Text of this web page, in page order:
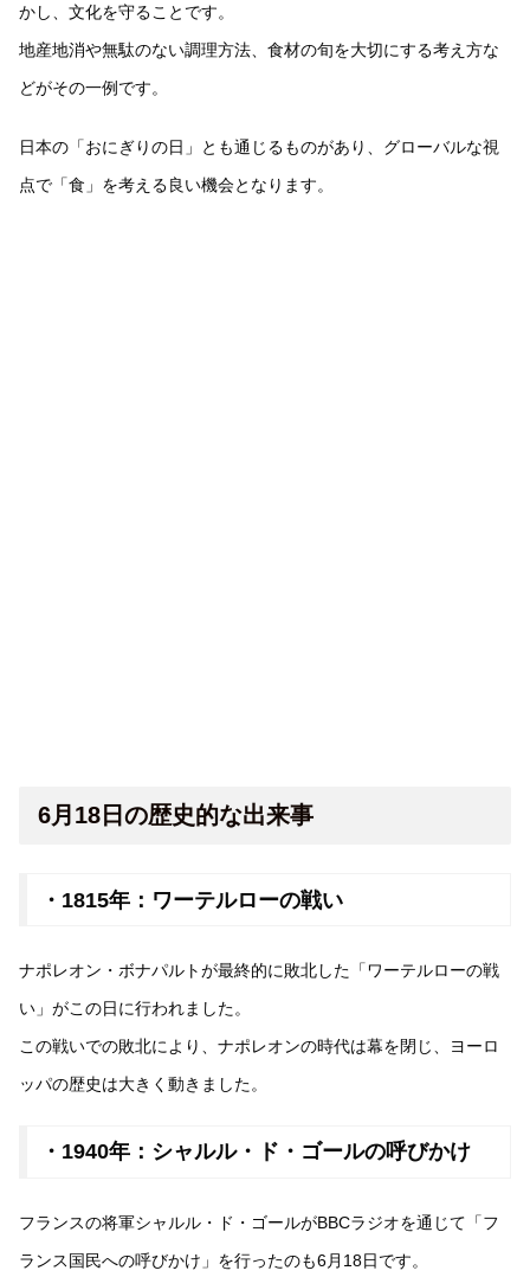
かし、文化を守ることです。
地産地消や無駄のない調理方法、食材の旬を大切にする考え方な
どがその一例です。
日本の「おにぎりの日」とも通じるものがあり、グローバルな視
点で「食」を考える良い機会となります。
6月18日の歴史的な出来事
・1815年：ワーテルローの戦い
ナポレオン・ボナパルトが最終的に敗北した「ワーテルローの戦
い」がこの日に行われました。
この戦いでの敗北により、ナポレオンの時代は幕を閉じ、ヨーロ
ッパの歴史は大きく動きました。
・1940年：シャルル・ド・ゴールの呼びかけ
フランスの将軍シャルル・ド・ゴールがBBCラジオを通じて「フ
ランス国民への呼びかけ」を行ったのも6月18日です。